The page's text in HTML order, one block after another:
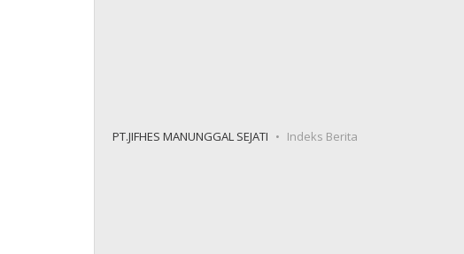
PT.JIFHES MANUNGGAL SEJATI Indeks Berita